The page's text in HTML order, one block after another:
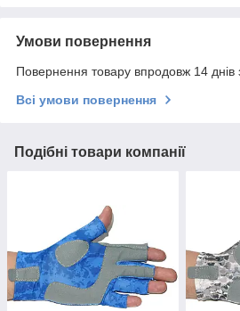
Умови повернення
Повернення товару впродовж 14 днів
Всі умови повернення
Подібні товари компанії